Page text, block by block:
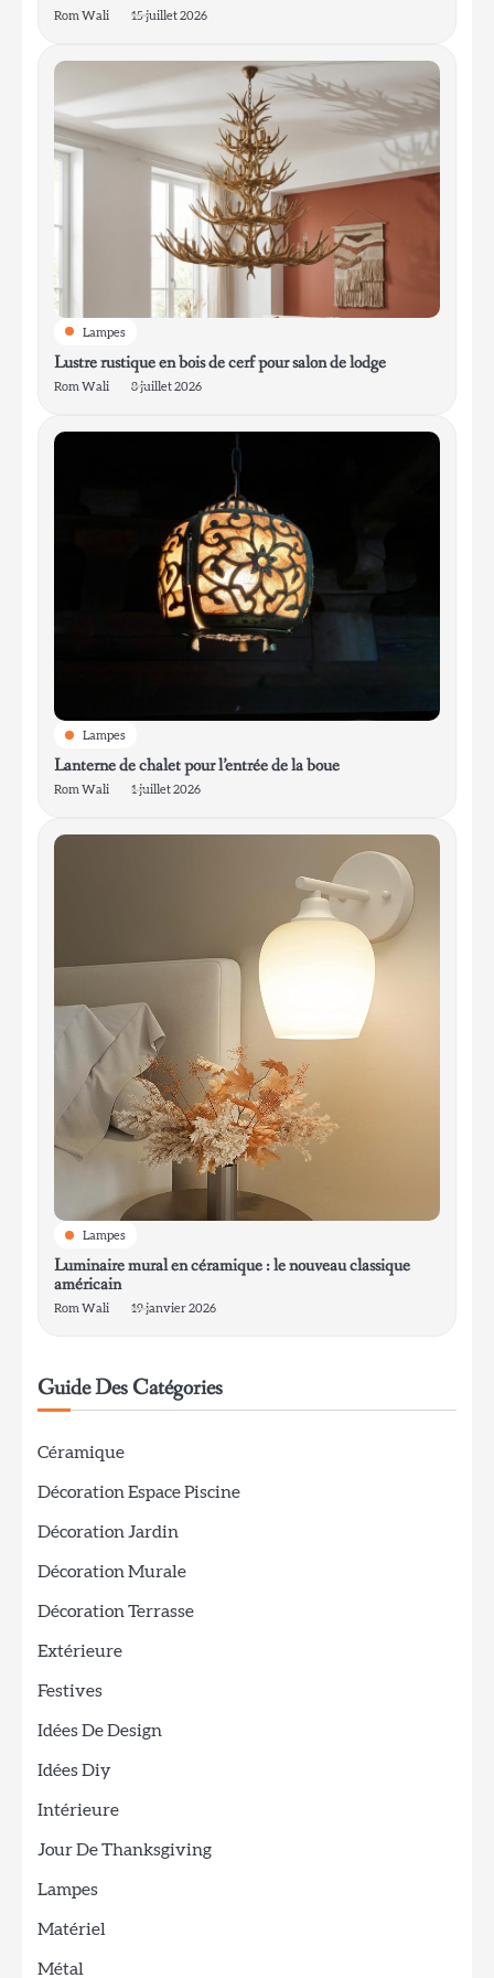
Élégant Applique Murale en Nickel Poli
pour la Coiffeuse de Salle de Bain
Lustre rustique en bois de cerf pour salon
de lodge
Rom Wali
4
Lanterne de chalet pour l’entrée de la
Rom Wali
Lampe de table en céramique vitrifiée de
style mid-century modern pour le salon
Rom Wali
Lampe de table minimaliste en aluminium
Rom Wali 15 juillet 2026
Lampes
Lustre rustique en bois de cerf pour salon de lodge
Rom Wali 8 juillet 2026
Lampes
Lanterne de chalet pour l’entrée de la boue
Rom Wali 1 juillet 2026
Lampes
Luminaire mural en céramique : le nouveau classique
américain
Rom Wali 19 janvier 2026
Guide Des Catégories
Céramique
Décoration Espace Piscine
Décoration Jardin
Décoration Murale
Décoration Terrasse
Extérieure
Festives
Idées De Design
Idées Diy
Intérieure
Jour De Thanksgiving
Lampes
Matériel
Métal